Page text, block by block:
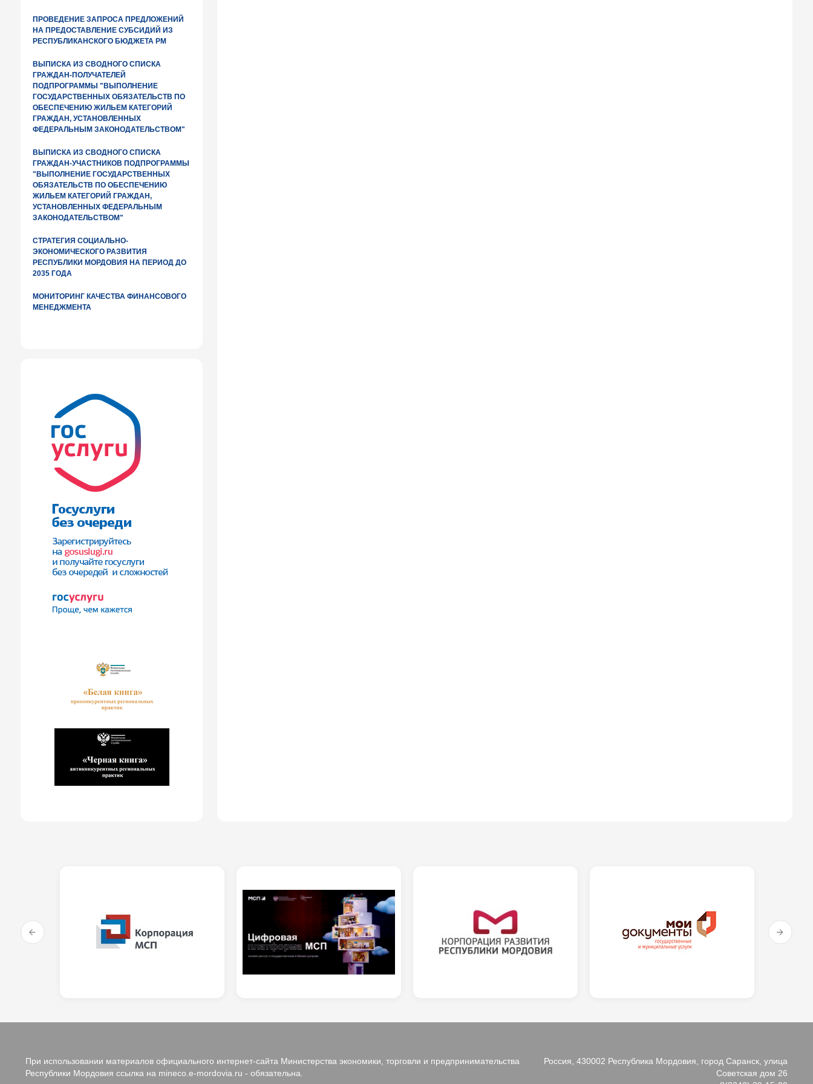
ПРОВЕДЕНИЕ ЗАПРОСА ПРЕДЛОЖЕНИЙ
НА ПРЕДОСТАВЛЕНИЕ СУБСИДИЙ ИЗ
РЕСПУБЛИКАНСКОГО БЮДЖЕТА РМ
ВЫПИСКА ИЗ СВОДНОГО СПИСКА
ГРАЖДАН-ПОЛУЧАТЕЛЕЙ
ПОДПРОГРАММЫ "ВЫПОЛНЕНИЕ
ГОСУДАРСТВЕННЫХ ОБЯЗАТЕЛЬСТВ ПО
ОБЕСПЕЧЕНИЮ ЖИЛЬЕМ КАТЕГОРИЙ
ГРАЖДАН, УСТАНОВЛЕННЫХ
ФЕДЕРАЛЬНЫМ ЗАКОНОДАТЕЛЬСТВОМ"
ВЫПИСКА ИЗ СВОДНОГО СПИСКА
ГРАЖДАН-УЧАСТНИКОВ ПОДПРОГРАММЫ
"ВЫПОЛНЕНИЕ ГОСУДАРСТВЕННЫХ
ОБЯЗАТЕЛЬСТВ ПО ОБЕСПЕЧЕНИЮ
ЖИЛЬЕМ КАТЕГОРИЙ ГРАЖДАН,
УСТАНОВЛЕННЫХ ФЕДЕРАЛЬНЫМ
ЗАКОНОДАТЕЛЬСТВОМ"
СТРАТЕГИЯ СОЦИАЛЬНО-
ЭКОНОМИЧЕСКОГО РАЗВИТИЯ
РЕСПУБЛИКИ МОРДОВИЯ НА ПЕРИОД ДО
2035 ГОДА
МОНИТОРИНГ КАЧЕСТВА ФИНАНСОВОГО
МЕНЕДЖМЕНТА
При использовании материалов официального интернет-сайта Министерства экономики, торговли и предпринимательства
Республики Мордовия ссылка на mineco.e-mordovia.ru - обязательна.
Россия, 430002 Республика Мордовия, город Саранск, улица
Советская дом 26